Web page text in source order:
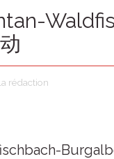
rédaction